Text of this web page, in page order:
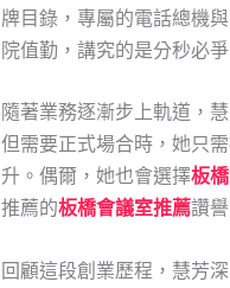
牌目錄，專屬的電話總機
院值勤，講究的是分秒必
隨著業務逐漸步上軌道，
但需要正式場合時，她只
升。偶爾，她也會選擇板
推薦的板橋會議室推薦讚
回顧這段創業歷程，慧芳